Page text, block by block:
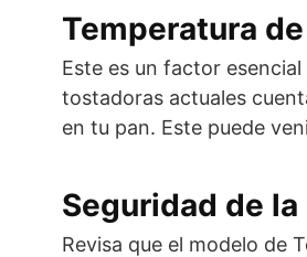
Temperatura
Este es un factor
tostadoras actuales
en tu pan. Este puede
Seguridad de
Revisa que el modelo de